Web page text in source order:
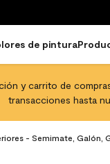
de pintura
y carrito de
transacciones hasta
- Semimate, Galón,